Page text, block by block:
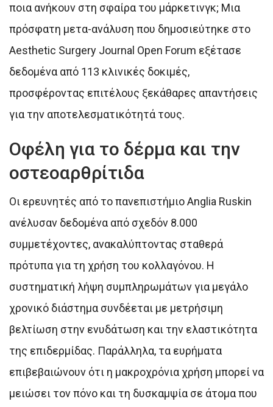
ποια ανήκουν στη σφαίρα του μάρκετινγκ; Μια
πρόσφατη μετα-ανάλυση που δημοσιεύτηκε στο
Aesthetic Surgery Journal Open Forum εξέτασε
δεδομένα από 113 κλινικές δοκιμές,
προσφέροντας επιτέλους ξεκάθαρες απαντήσεις
για την αποτελεσματικότητά τους.
Οφέλη για το δέρμα και την
οστεοαρθρίτιδα
Οι ερευνητές από το πανεπιστήμιο Anglia Ruskin
ανέλυσαν δεδομένα από σχεδόν 8.000
συμμετέχοντες, ανακαλύπτοντας σταθερά
πρότυπα για τη χρήση του κολλαγόνου. Η
συστηματική λήψη συμπληρωμάτων για μεγάλο
χρονικό διάστημα συνδέεται με μετρήσιμη
βελτίωση στην ενυδάτωση και την ελαστικότητα
της επιδερμίδας. Παράλληλα, τα ευρήματα
επιβεβαιώνουν ότι η μακροχρόνια χρήση μπορεί να
μειώσει τον πόνο και τη δυσκαμψία σε άτομα που